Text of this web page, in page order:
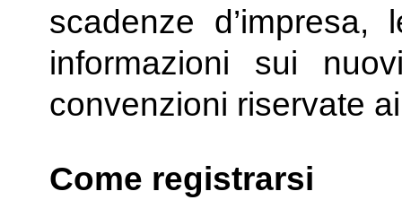
scadenze
informazioni sui
convenzioni riservate
Come registrarsi